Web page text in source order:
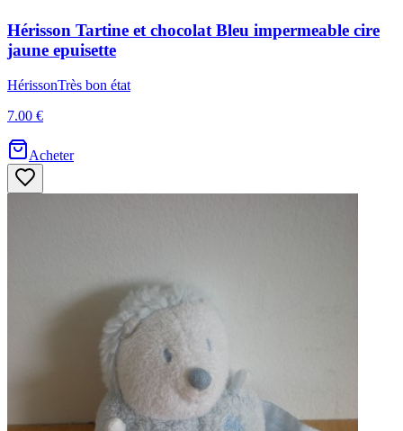
Hérisson Tartine et chocolat Bleu impermeable cire
jaune epuisette
HérissonTrès bon état
7.00 €
Acheter